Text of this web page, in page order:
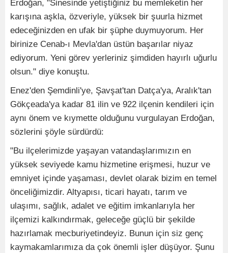
Erdoğan, "Sinesinde yetiştiğiniz bu memleketin her
karışına aşkla, özveriyle, yüksek bir şuurla hizmet
edeceğinizden en ufak bir şüphe duymuyorum. Her
birinize Cenab-ı Mevla'dan üstün başarılar niyaz
ediyorum. Yeni görev yerleriniz şimdiden hayırlı uğurlu
olsun." diye konuştu.
Enez'den Şemdinli'ye, Şavşat'tan Datça'ya, Aralık'tan
Gökçeada'ya kadar 81 ilin ve 922 ilçenin kendileri için
aynı önem ve kıymette olduğunu vurgulayan Erdoğan,
sözlerini şöyle sürdürdü:
"Bu ilçelerimizde yaşayan vatandaşlarımızın en
yüksek seviyede kamu hizmetine erişmesi, huzur ve
emniyet içinde yaşaması, devlet olarak bizim en temel
önceliğimizdir. Altyapısı, ticari hayatı, tarım ve
ulaşımı, sağlık, adalet ve eğitim imkanlarıyla her
ilçemizi kalkındırmak, geleceğe güçlü bir şekilde
hazırlamak mecburiyetindeyiz. Bunun için siz genç
kaymakamlarımıza da çok önemli işler düşüyor. Şunu